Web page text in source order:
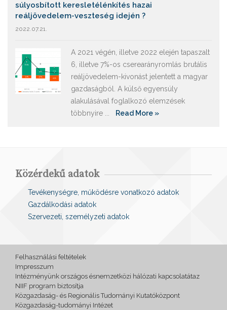
súlyosbított keresletélénkítés hazai
reáljövedelem-veszteség idején ?
2022.07.21.
A 2021 végén, illetve 2022 elején tapaszalt
6, illetve 7%-os cserearányromlás brutális
reáljövedelem-kivonást jelentett a magyar
gazdaságból. A külső egyensúly
alakulásával foglalkozó elemzések
többnyire ...
Read More »
Közérdekű adatok
Tevékenységre, működésre vonatkozó adatok
Gazdálkodási adatok
Szervezeti, személyzeti adatok
Felhasználási feltételek
Impresszum
Intézményünk országos ésnemzetközi hálózati kapcsolatátaz
NIIF program biztosítja
Közgazdaság- és Regionális Tudományi Kutatóközpont
Közgazdaság-tudományi Intézet